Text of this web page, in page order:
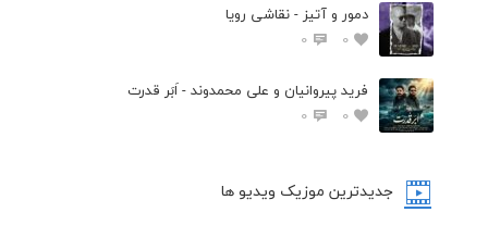
دمور و آتیز - نقاشی رویا
0
0
فرید پیروانیان و علی محمدوند - اَبَر قدرت
0
0
جدیدترین موزیک ویدیو ها